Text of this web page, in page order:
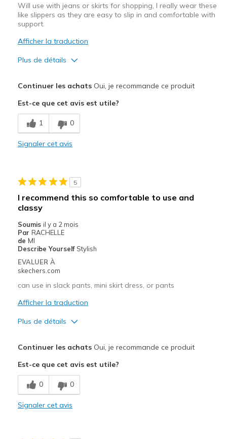
Will use with jeans or skirts for shopping, I really wear these
like slippers as they are easy to slip in and comfortable with
support.
Afficher la traduction
Plus de détails
Breathe Well
Comfortable
Les meilleures utilisations
Casual Wear
Going Out
Travel
Width
Feels half size too big
Continuer les achatsOui, je recommande ce produit
Est-ce que cet avis est utile?
1 0
Signaler cet avis
5
I recommend this so comfortable to use and
classy
Soumis il y a 2 mois
Par RACHELLE
de MI
Describe Yourself Stylish
EVALUER À
skechers.com
can use in slack pants, mini skirt dress, or pants
Afficher la traduction
Plus de détails
Breathe Well
Comfortable
Continuer les achatsOui, je recommande ce produit
Est-ce que cet avis est utile?
0 0
Signaler cet avis